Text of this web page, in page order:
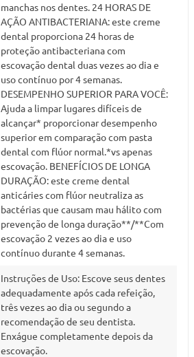
manchas nos dentes. 24 HORAS DE
AÇÃO ANTIBACTERIANA: este creme
dental proporciona 24 horas de
proteção antibacteriana com
escovação dental duas vezes ao dia e
uso contínuo por 4 semanas.
DESEMPENHO SUPERIOR PARA VOCÊ:
Ajuda a limpar lugares difíceis de
alcançar* proporcionar desempenho
superior em comparação com pasta
dental com flúor normal.*vs apenas
escovação. BENEFÍCIOS DE LONGA
DURAÇÃO: este creme dental
anticáries com flúor neutraliza as
bactérias que causam mau hálito com
prevenção de longa duração**/**Com
escovação 2 vezes ao dia e uso
contínuo durante 4 semanas.
Instruções de Uso: Escove seus dentes
adequadamente após cada refeição,
três vezes ao dia ou segundo a
recomendação de seu dentista.
Enxágue completamente depois da
escovação.